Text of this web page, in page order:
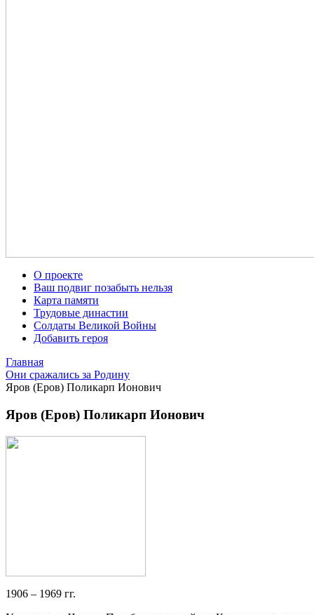
О проекте
Ваш подвиг позабыть нельзя
Карта памяти
Трудовые династии
Солдаты Великой Войны
Добавить героя
Главная
Они сражались за Родину
Яров (Еров) Поликарп Ионович
Яров (Еров) Поликарп Ионович
1906 – 1969 гг.